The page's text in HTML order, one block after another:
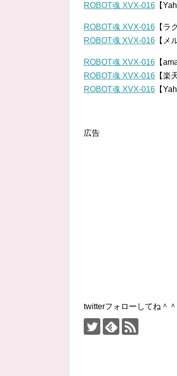
ROBOT魂 XVX-016 【
ROBOT魂 XVX-016 【ラ
ROBOT魂 XVX-016 【メ
ROBOT魂 XVX-016 【
ROBOT魂 XVX-016 【楽
ROBOT魂 XVX-016 【
広告
twitterフォローしてね＾＾